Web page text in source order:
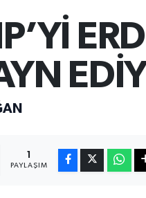
1
PAYLAŞIM